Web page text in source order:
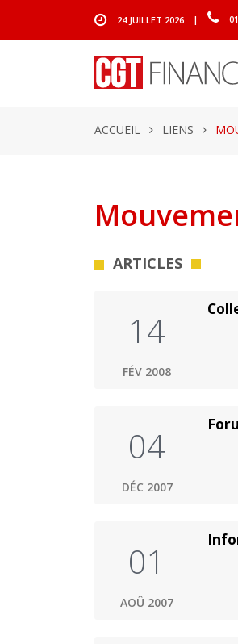
24 JUILLET 2026 |
ACCUEIL LIENS
ARTICLES
14
FÉV 2008
04
DÉC 2007
01
AOÛ 2007